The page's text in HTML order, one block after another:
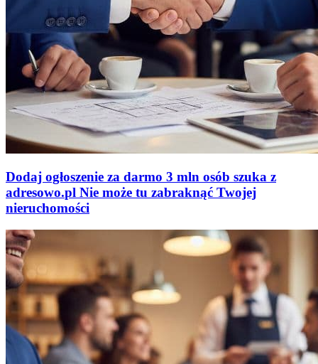
Dodaj ogłoszenie za darmo 3 mln osób szuka z
adresowo.pl Nie może tu zabraknąć Twojej
nieruchomości